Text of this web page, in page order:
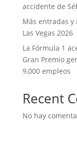
accidente de
Más entradas y
Las Vegas 2026
La Fórmula 1
Gran Premio
9,000 empleos
Recent
No hay